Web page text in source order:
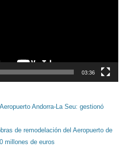
03:36
Andorra-La Seu: gestionó
de remodelación del Aeropuerto de
millones de euros